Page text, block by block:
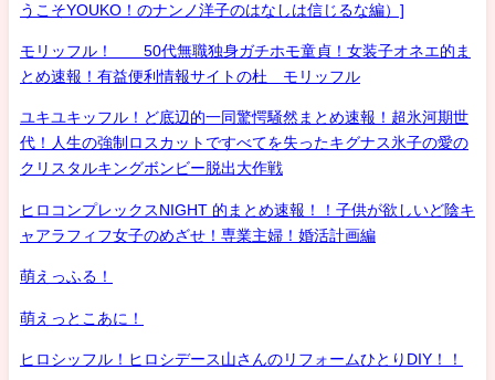
うこそYOUKO！のナンノ洋子のはなしは信じるな編）]
モリッフル！ 50代無職独身ガチホモ童貞！女装子オネエ的ま
とめ速報！有益便利情報サイトの杜 モリッフル
ユキユキッフル！ど底辺的一同驚愕騒然まとめ速報！超氷河期世
代！人生の強制ロスカットですべてを失ったキグナス氷子の愛の
クリスタルキングボンビー脱出大作戦
ヒロコンプレックスNIGHT 的まとめ速報！！子供が欲しいど陰キ
ャアラフィフ女子のめざせ！専業主婦！婚活計画編
萌えっふる！
萌えっとこあに！
ヒロシッフル！ヒロシデース山さんのリフォームひとりDIY！！